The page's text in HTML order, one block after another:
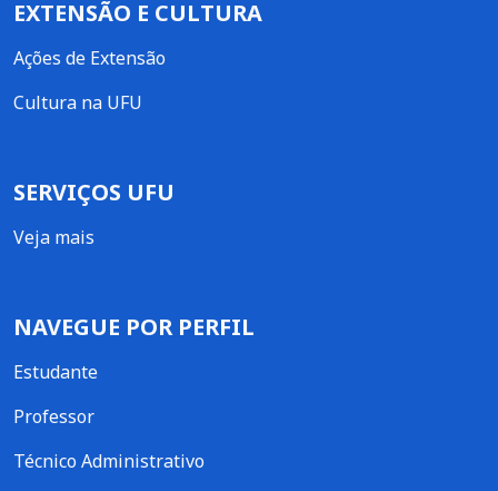
EXTENSÃO E CULTURA
Ações de Extensão
Cultura na UFU
SERVIÇOS UFU
Veja mais
NAVEGUE POR PERFIL
Estudante
Professor
Técnico Administrativo